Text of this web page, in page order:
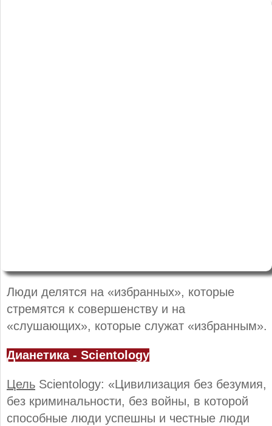
Люди делятся на «избранных», которые
стремятся к совершенству и на
«слушающих», которые служат «избранным».
Дианетика - Scientology
Цель Scientology: «Цивилизация без безумия,
без криминальности, без войны, в которой
способные люди успешны и честные люди